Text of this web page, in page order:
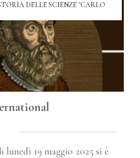
DELLE SCIENZE "CARLO
lunedì 19 maggio 2025 si è